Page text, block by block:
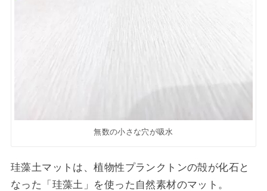
無数の小さな穴が吸水
珪藻土マットは、植物性プランクトンの殻が化石と
なった「珪藻土」を使った自然素材のマット。